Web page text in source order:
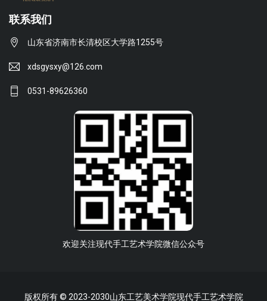
联系我们
山东省济南市长清校区大学路1255号
xdsgysxy@126.com
0531-89626360
欢迎关注现代手工艺术学院微信公众号
版权所有 © 2023-2030山东工艺美术学院现代手工艺术学院